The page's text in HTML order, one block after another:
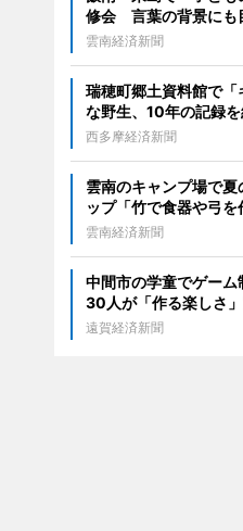
修会 言葉の背景にも
雲南経済新聞
瑞穂町郷土資料館で
な野生、10年の記録
西多摩経済新聞
雲南のキャンプ場で夏
ップ「竹で食器や弓を
雲南経済新聞
中間市の学童でゲー
30人が「作る楽しさ
遠賀経済新聞